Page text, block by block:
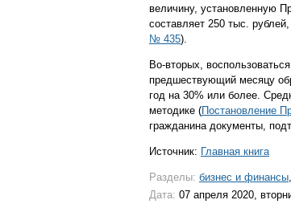
величину, установленную
составляет 250 тыс.
№ 435).
Во-вторых,
предшествующий месяцу
год на 30% или более.
методике (Постановление
гражданина документы,
Источник: Главная книга
Разделы: бизнес и финансы,
Дата: 07 апреля 2020,